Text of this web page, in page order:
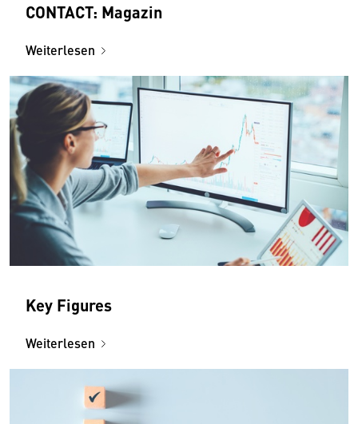
CONTACT: Magazin
Weiterlesen
Key Figures
Weiterlesen